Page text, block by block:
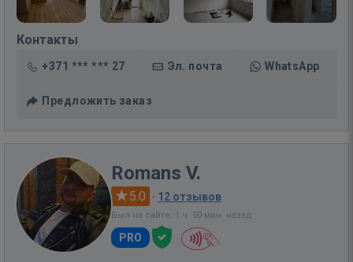
Контакты
+371 *** *** 27 Эл. почта WhatsApp
Предложить заказ
Romans V.
5.0 · 12 отзывов
Был на сайте: 1 ч. 50 мин. назад
PRO